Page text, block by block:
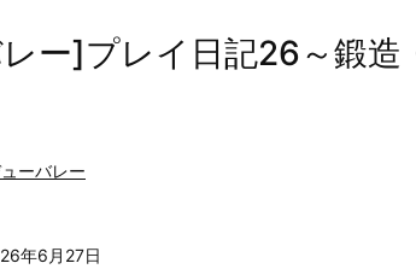
ー]プレイ日記26～鍛造
ーバレー
年6月27日